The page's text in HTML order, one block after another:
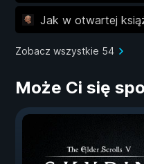
Jak w otwartej
Zobacz wszystkie 54
Może Ci się